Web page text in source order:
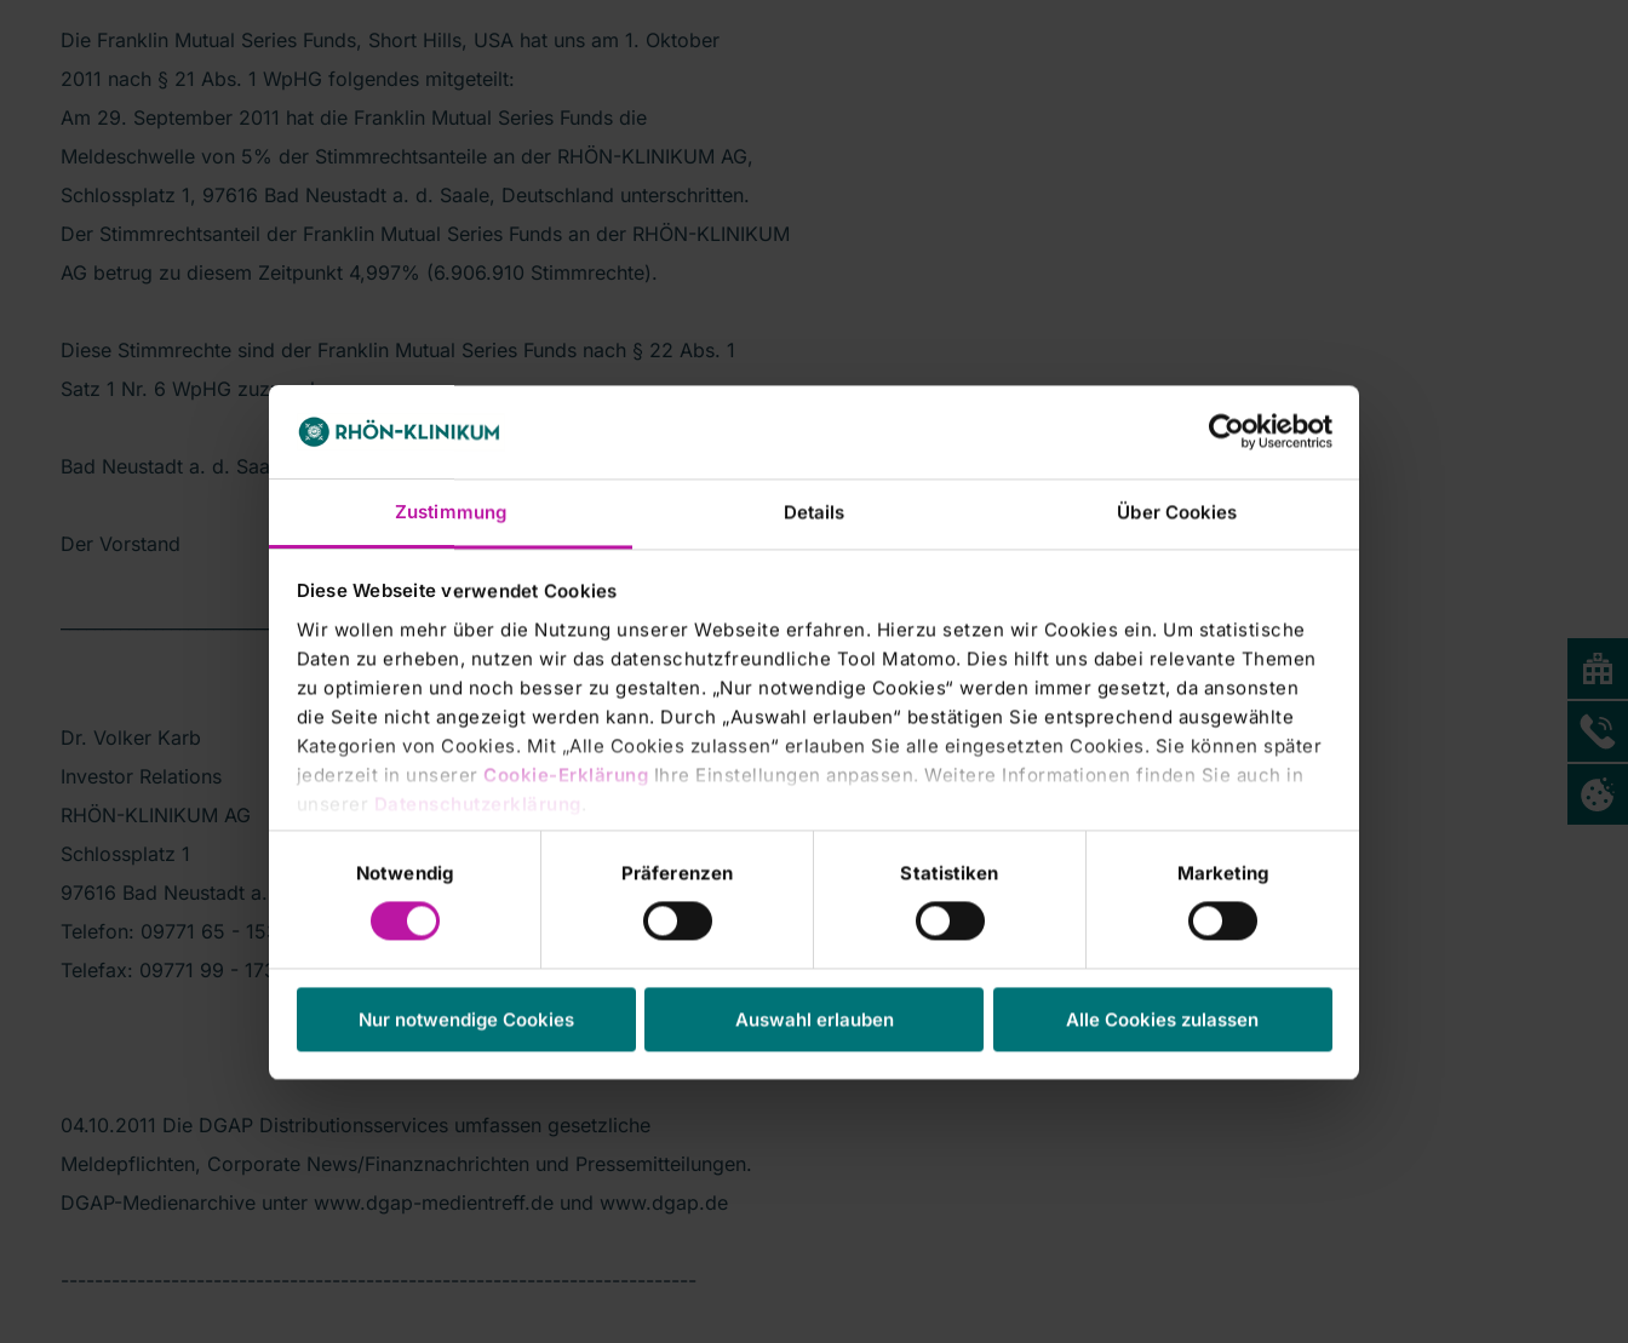
Zustimmung Details Über Cookies
Diese Webseite verwendet Cookies
Wir wollen mehr über die Nutzung unserer Webseite erfahren. Hierzu setzen wir Cookies ein. Um statistische
Daten zu erheben, nutzen wir das datenschutzfreundliche Tool Matomo. Dies hilft uns dabei relevante Themen
zu optimieren und noch besser zu gestalten. „Nur notwendige Cookies“ werden immer gesetzt, da ansonsten
die Seite nicht angezeigt werden kann. Durch „Auswahl erlauben“ bestätigen Sie entsprechend ausgewählte
Kategorien von Cookies. Mit „Alle Cookies zulassen“ erlauben Sie alle eingesetzten Cookies. Sie können später
jederzeit in unserer Cookie-Erklärung Ihre Einstellungen anpassen. Weitere Informationen finden Sie auch in
unserer Datenschutzerklärung
Notwendig
Präferenzen Statistiken Marketing
Nur notwendige Cookies Auswahl erlauben Alle Cookies zulassen
Die Franklin Mutual Series Funds, Short Hills, USA hat uns am 1. Oktober
2011 nach § 21 Abs. 1 WpHG folgendes mitgeteilt:
Am 29. September 2011 hat die Franklin Mutual Series Funds die
Meldeschwelle von 5% der Stimmrechtsanteile an der RHÖN-KLINIKUM AG,
Schlossplatz 1, 97616 Bad Neustadt a. d. Saale, Deutschland unterschritten.
Der Stimmrechtsanteil der Franklin Mutual Series Funds an der RHÖN-KLINIKUM
AG betrug zu diesem Zeitpunkt 4,997% (6.906.910 Stimmrechte).
Diese Stimmrechte sind der Franklin Mutual Series Funds nach § 22 Abs. 1
Satz 1 Nr. 6 WpHG zuzurechnen.
Bad Neustadt a. d. Saale, 4. Oktober 2011
Der Vorstand
___________________________________________________________________
Dr. Volker Karb
Investor Relations
RHÖN-KLINIKUM AG
Schlossplatz 1
97616 Bad Neustadt a. d. Saale
Telefon: 09771 65 - 1538
Telefax: 09771 99 - 1736
04.10.2011 Die DGAP Distributionsservices umfassen gesetzliche
Meldepflichten, Corporate News/Finanznachrichten und Pressemitteilungen.
DGAP-Medienarchive unter www.dgap-medientreff.de und www.dgap.de
---------------------------------------------------------------------------